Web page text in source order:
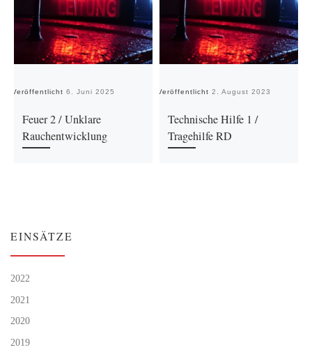
Veröffentlicht 6. Juni 2025
Feuer 2 / Unklare
Rauchentwicklung
Veröffentlicht 2. August 2023
Technische Hilfe 1 /
Tragehilfe RD
EINSÄTZE
2022
2021
2020
2019